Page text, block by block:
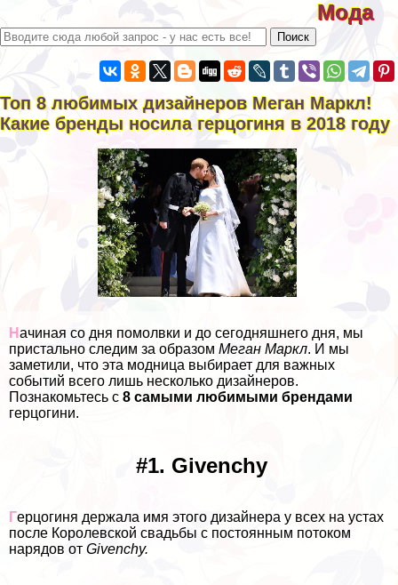
Мода
Топ 8 любимых дизайнеров Меган Маркл!
Какие бренды носила герцогиня в 2018 году
Н ачиная со дня помолвки и до сегодняшнего дня, мы
пристально следим за образом Меган Маркл. И мы
заметили, что эта модница выбирает для важных
событий всего лишь несколько дизайнеров.
Познакомьтесь с 8 самыми любимыми брендами
герцогини.
#1. Givenchy
Герцогиня держала имя этого дизайнера у всех на устах
после Королевской свадьбы с постоянным потоком
нарядов от Givenchy.